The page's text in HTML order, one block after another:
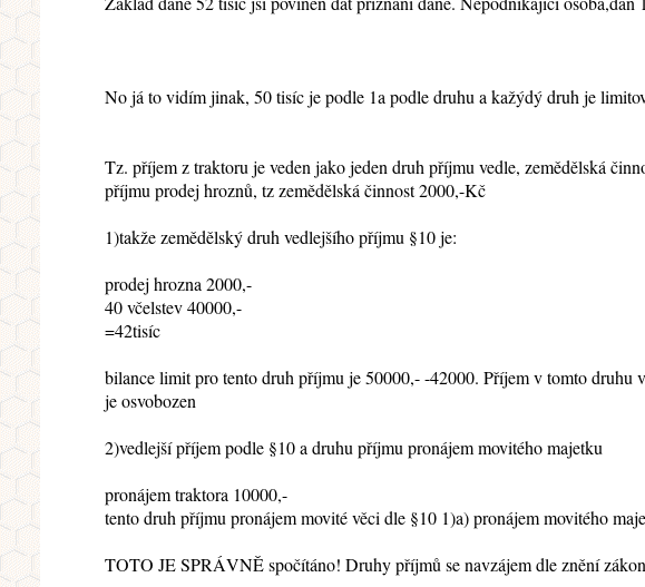
No já to vidím jinak, 50 tisíc je podle 1a podle druhu a kažýdý druh je
Tz. příjem z traktoru je veden jako jeden druh příjmu vedle, zemědělská
příjmu prodej hroznů, tz zemědělská činnost 2000,-Kč
1)takže zemědělský druh vedlejšího příjmu §10 je:
prodej hrozna 2000,-
40 včelstev 40000,-
=42tisíc
bilance limit pro tento druh příjmu je 50000,- -42000. Příjem v tomto
je osvobozen
2)vedlejší příjem podle §10 a druhu příjmu pronájem movitého majetku
pronájem traktora 10000,-
tento druh příjmu pronájem movité věci dle §10 1)a) pronájem movitého
TOTO JE SPRÁVNĚ spočítáno! Druhy příjmů se navzájem dle znění